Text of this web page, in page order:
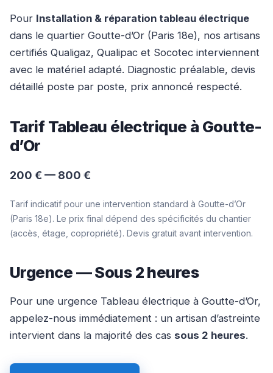
Pour Installation & réparation tableau électrique
dans le quartier Goutte-d’Or (Paris 18e), nos artisans
certifiés Qualigaz, Qualipac et Socotec interviennent
avec le matériel adapté. Diagnostic préalable, devis
détaillé poste par poste, prix annoncé respecté.
Tarif Tableau électrique à Goutte-
d’Or
200 € — 800 €
Tarif indicatif pour une intervention standard à Goutte-d’Or
(Paris 18e). Le prix final dépend des spécificités du chantier
(accès, étage, copropriété). Devis gratuit avant intervention.
Urgence — Sous 2 heures
Pour une urgence Tableau électrique à Goutte-d’Or,
appelez-nous immédiatement : un artisan d’astreinte
intervient dans la majorité des cas sous 2 heures.